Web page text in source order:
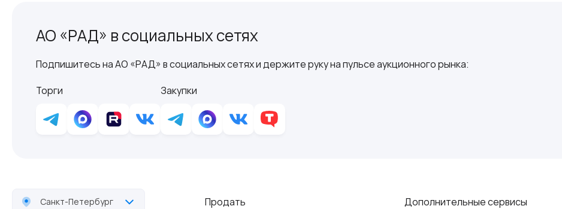
АО «РАД» в социальных сетях
Подпишитесь на АО «РАД» в социальных сетях и держите руку на пульсе аукционного рынка:
Торги
Закупки
Санкт-Петербург Продать Дополнительные сервисы